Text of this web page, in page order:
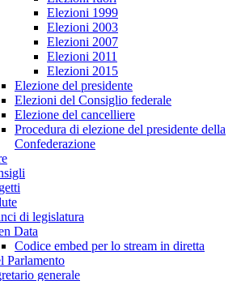
Elezioni 1999
Elezioni 2003
Elezioni 2007
Elezioni 2011
Elezioni 2015
Elezione del presidente
Elezioni del Consiglio federale
Elezione del cancelliere
Procedura di elezione del presidente della
Confederazione
di legislatura
Data
Codice embed per lo stream in diretta
Parlamento
generale